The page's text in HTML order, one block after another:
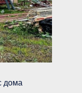
дома